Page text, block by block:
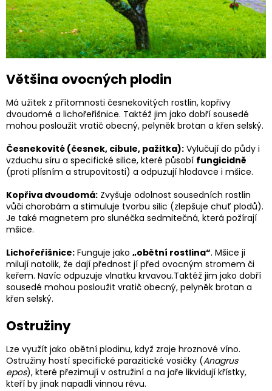
Většina ovocných plodin
Má užitek z přítomnosti česnekovitých rostlin, kopřivy
dvoudomé a lichořeřišnice. Taktéž jim jako dobří sousedé
mohou posloužit vratič obecný, pelyněk brotan a křen selský.
Česnekovité (česnek, cibule, pažitka): Vylučují do půdy i
vzduchu síru a specifické silice, které působí fungicidně
(proti plísním a strupovitosti) a odpuzují hlodavce i mšice.
Kopřiva dvoudomá: Zvyšuje odolnost sousedních rostlin
vůči chorobám a stimuluje tvorbu silic (zlepšuje chuť plodů).
Je také magnetem pro slunéčka sedmitečná, která požírají
mšice.
Lichořeřišnice: Funguje jako „obětní rostlina“. Mšice ji
milují natolik, že dají přednost jí před ovocným stromem či
keřem. Navíc odpuzuje vlnatku krvavou.Taktéž jim jako dobří
sousedé mohou posloužit vratič obecný, pelyněk brotan a
křen selský.
Ostružiny
Lze využít jako obětní plodinu, když zraje hroznové víno.
Ostružiny hostí specifické parazitické vosičky (Anagrus
epos), které přezimují v ostružiní a na jaře likvidují křístky,
kteří by jinak napadli vinnou révu.